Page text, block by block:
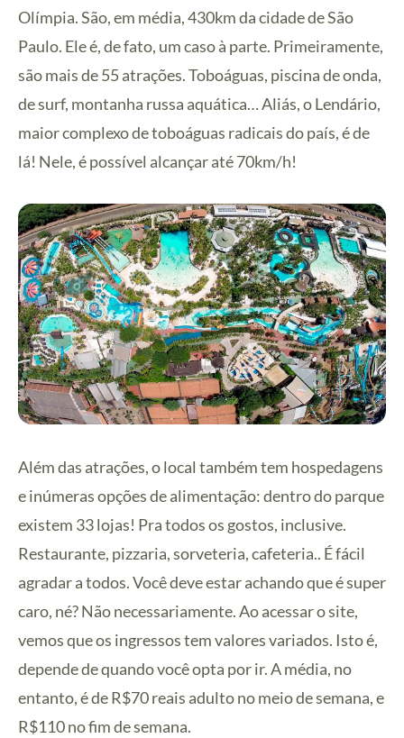
Olímpia. São, em média, 430km da cidade de São
Paulo. Ele é, de fato, um caso à parte. Primeiramente,
são mais de 55 atrações. Toboáguas, piscina de onda,
de surf, montanha russa aquática… Aliás, o Lendário,
maior complexo de toboáguas radicais do país, é de
lá! Nele, é possível alcançar até 70km/h!
Além das atrações, o local também tem hospedagens
e inúmeras opções de alimentação: dentro do parque
existem 33 lojas! Pra todos os gostos, inclusive.
Restaurante, pizzaria, sorveteria, cafeteria.. É fácil
agradar a todos. Você deve estar achando que é super
caro, né? Não necessariamente. Ao acessar o site,
vemos que os ingressos tem valores variados. Isto é,
depende de quando você opta por ir. A média, no
entanto, é de R$70 reais adulto no meio de semana, e
R$110 no fim de semana.